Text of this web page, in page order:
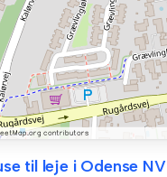
til leje i Odense NV